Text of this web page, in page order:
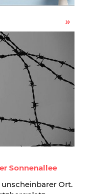
Sonnenallee
unscheinbarer Ort.